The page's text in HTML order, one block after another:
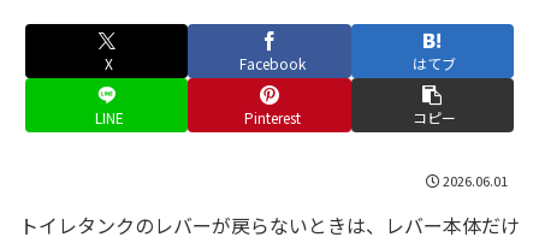
X Facebook はてブ
LINE Pinterest コピー
2026.06.01
トイレタンクのレバーが戻らないときは、レバー本体だけ